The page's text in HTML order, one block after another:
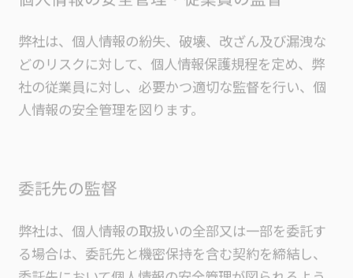
弊社は、個人情報の紛失、破壊、改ざん及び漏洩な
どのリスクに対して、個人情報保護規程を定め、弊
社の従業員に対し、必要かつ適切な監督を行い、個
人情報の安全管理を図ります。
委託先の監督
弊社は、個人情報の取扱いの全部又は一部を委託す
る場合は、委託先と機密保持を含む契約を締結し、
委託先において個人情報の安全管理が図られるよう